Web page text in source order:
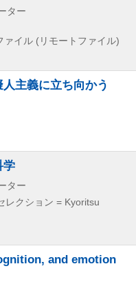
ター
ァイル (リモートファイル)
主義に立ち向かう
学
ター
レクション = Kyoritsu
and emotion